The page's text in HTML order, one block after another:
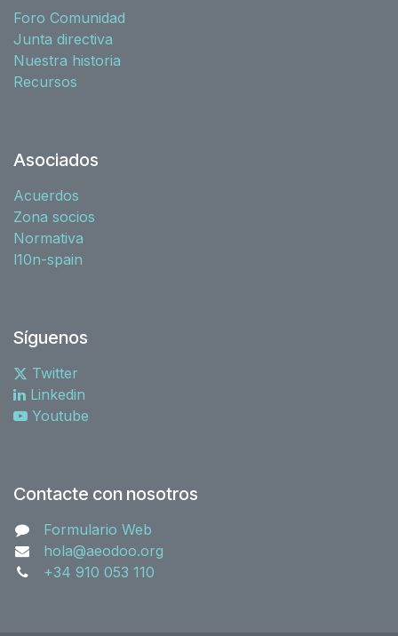
Foro Comunidad
Junta directiva
Nuestra historia
Recursos
Asociados
Acuerdos
Zona socios
Normativa
l10n-spain
Síguenos
Twitter
Linkedin
Youtube
Contacte con nosotros
Formulario Web
hola@aeodoo.org
+34 910 053 110